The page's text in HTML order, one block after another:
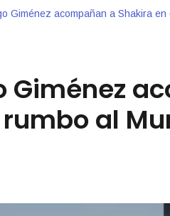
Giménez acompañan a Shakira
Giménez
al